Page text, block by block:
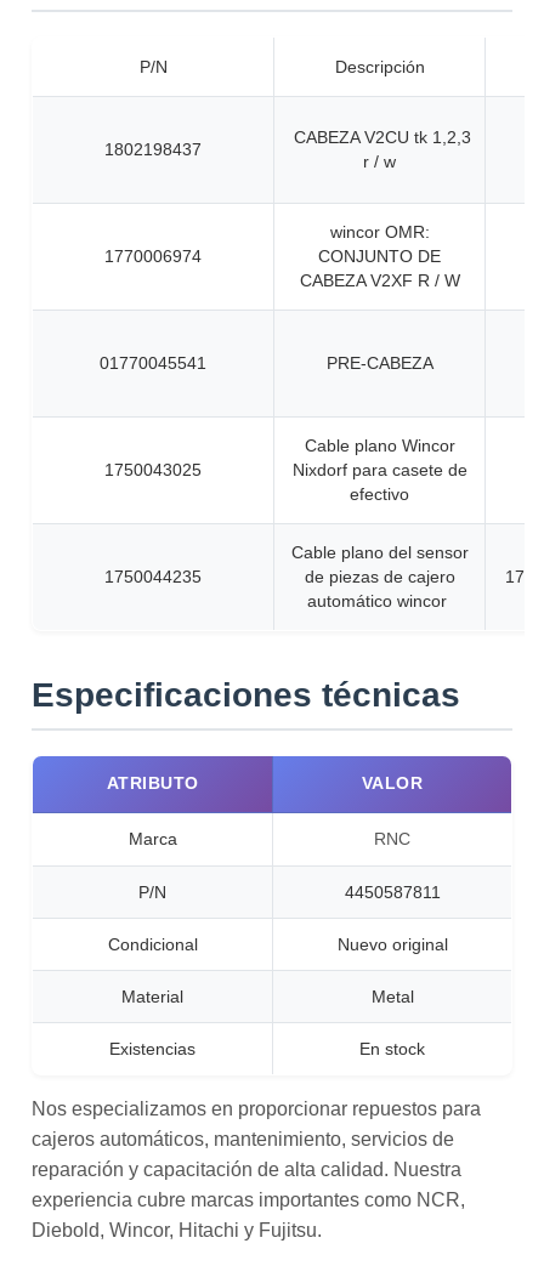
P/N Descripción
1802198437
CABEZA V2CU tk 1,2,3
r / w
1770006974
wincor OMR:
CONJUNTO DE
CABEZA V2XF R / W
01770045541 PRE-CABEZA
1750043025
Cable plano Wincor
Nixdorf para casete de
efectivo
1750044235
Cable plano del sensor
de piezas de cajero
automático wincor
Especificaciones técnicas
ATRIBUTO VALOR
Marca RNC
P/N 4450587811
Condicional Nuevo original
Material Metal
Existencias En stock
Nos especializamos en proporcionar repuestos para
cajeros automáticos, mantenimiento, servicios de
reparación y capacitación de alta calidad. Nuestra
experiencia cubre marcas importantes como NCR,
Diebold, Wincor, Hitachi y Fujitsu.